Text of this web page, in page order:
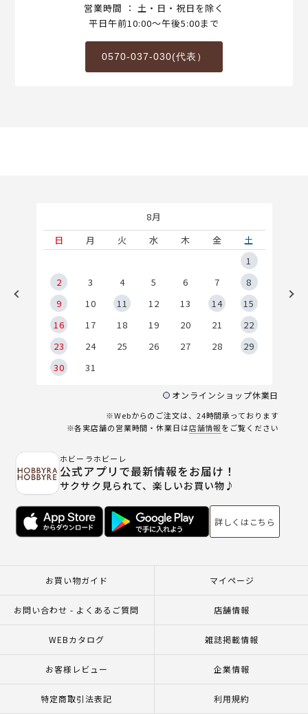
営業時間 ： 土・日・祝日を除く
平日午前10:00～午後5:00まで
0570-037-030(代表）
8月
日
月 火 水 木 金
土
1
2
3 4 5 6 7
8
9
10 11 12 13 14
15
16
17 18 19 20 21
22
23
24 25 26 27 28
29
30
31
オンラインショップ休業日
※Webからのご注文は、24時間承っております
※各実店舗の営業時間・休業日は店舗情報をご覧ください
ホビーラホビーレ
公式アプリで最新情報をお届け！
サクサク見られて、楽しいお買い物♪
詳しくはこちら
お買い物ガイド マイページ
お問い合わせ - よくあるご質問 店舗情報
WEBカタログ 雑誌掲載情報
お客様レビュー 企業情報
特定商取引法表記 利用規約